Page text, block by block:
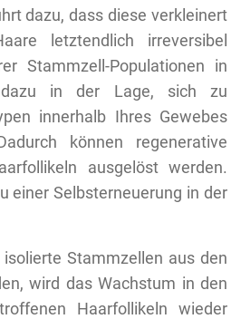
dazu, dass diese verkleinert
letztendlich irreversibel
Stammzell-Populationen in
in der Lage, sich zu
innerhalb Ihres Gewebes
können regenerative
ausgelöst werden.
einer Selbsterneuerung in der
Stammzellen aus den
wird das Wachstum in den
Haarfollikeln wieder